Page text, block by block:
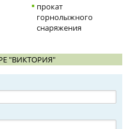
прокат
горнолыжного
снаряжения
"ВИКТОРИЯ"